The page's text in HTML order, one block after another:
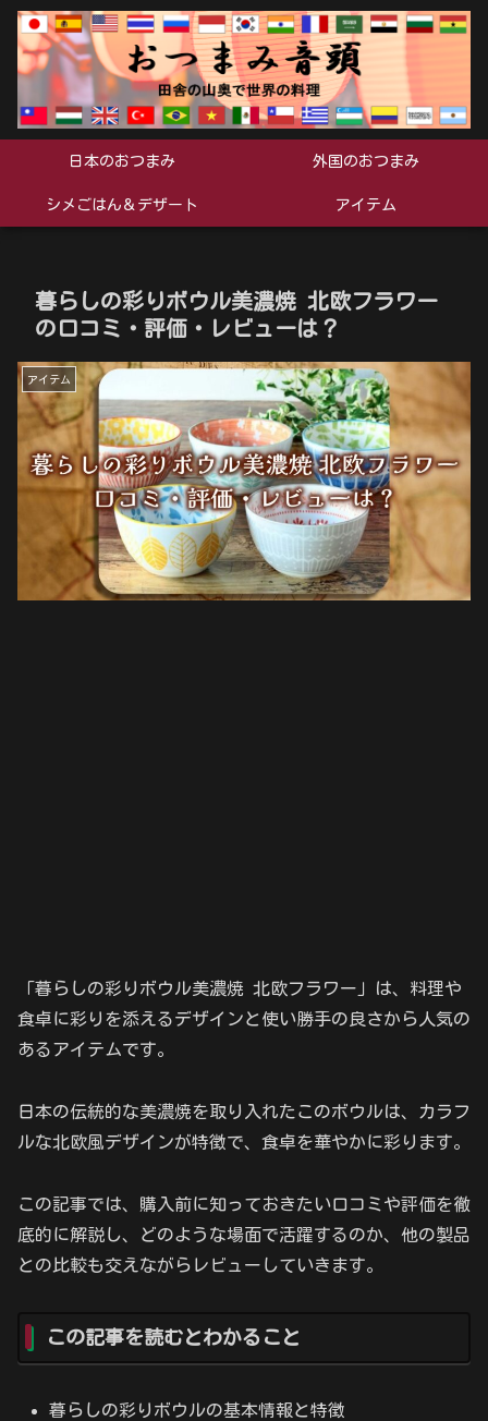
日本のおつまみ 外国のおつまみ
シメごはん＆デザート アイテム
暮らしの彩りボウル美濃焼 北欧フラワー
の口コミ・評価・レビューは？
アイテム
「暮らしの彩りボウル美濃焼 北欧フラワー」は、料理や
食卓に彩りを添えるデザインと使い勝手の良さから人気の
あるアイテムです。
日本の伝統的な美濃焼を取り入れたこのボウルは、カラフ
ルな北欧風デザインが特徴で、食卓を華やかに彩ります。
この記事では、購入前に知っておきたい口コミや評価を徹
底的に解説し、どのような場面で活躍するのか、他の製品
との比較も交えながらレビューしていきます。
この記事を読むとわかること
暮らしの彩りボウルの基本情報と特徴